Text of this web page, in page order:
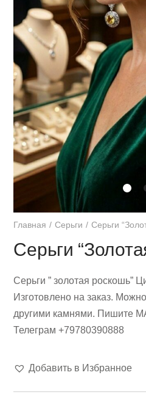
Главная Серьги Серьги
Серьги
Серьги ” золотая роскошь”
Изготовлено на заказ.
другими камнями. Пишите
Телеграм +79780390888
Добавить в Избранное